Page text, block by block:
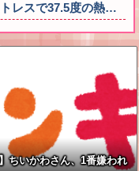
レスで37.5度の熱…
ちいかわさん、1番嫌われ